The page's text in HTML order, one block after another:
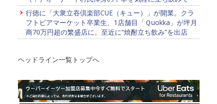
行徳に「大衆立吞倶楽部CUE（キュー）」が開業。クラ
フトビアマーケット卒業生、1店舗目「Ｑuokka」が坪月
商70万円超の繁盛店に。至近に“焼酎立ち飲み”を出店
ヘッドライン一覧トップへ